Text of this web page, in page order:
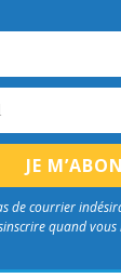
de courrier
quand vous